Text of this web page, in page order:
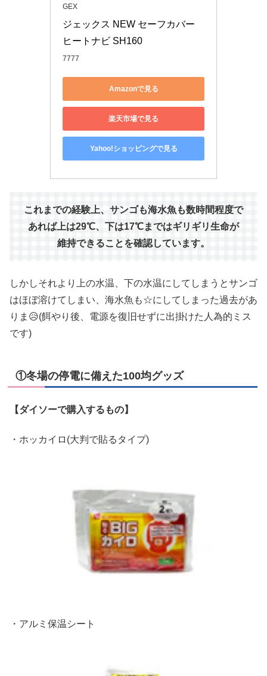
GEX
ジェックス NEW セーフカバー
ヒートナビ SH160
7777
Amazonで見る
楽天市場で見る
Yahoo!ショッピングで見る
これまでの経験上、サンゴも海水魚も数時間程度で
あれば上は29℃、下は17℃まではギリギリ生命が
維持できることを確認しています。
しかしそれより上の水温、下の水温にしてしまうとサンゴ
はほぼ溶けてしまい、海水魚も☆にしてしまった過去があ
りま😥(餌やり後、電源を復旧せずに出掛けた人為的ミス
です)
①冬場の停電に備えた100均グッズ
【ダイソーで購入するもの】
・ホッカイロ(大判で貼るタイプ)
・アルミ保温シート